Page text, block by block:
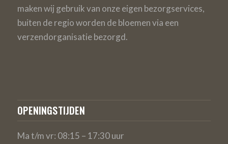
maken wij gebruik van onze eigen bezorgservices,
buiten de regio worden de bloemen via een
verzendorganisatie bezorgd.
OPENINGSTIJDEN
Ma t/m vr: 08:15 – 17:30 uur